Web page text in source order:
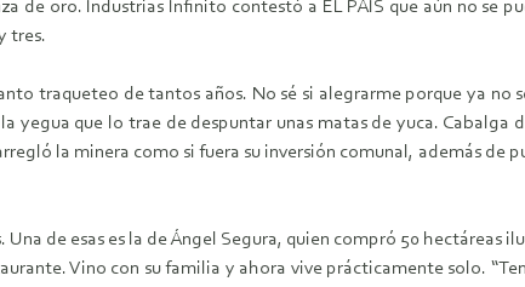
de oro. Industrias Infinito contestó a EL PAÍS que aún no
tres.
traqueteo de tantos años. No sé si alegrarme porque ya
yegua que lo trae de despuntar unas matas de yuca.
la minera como si fuera su inversión comunal, además de
Una de esas es la de Ángel Segura, quien compró 50
Vino con su familia y ahora vive prácticamente solo.